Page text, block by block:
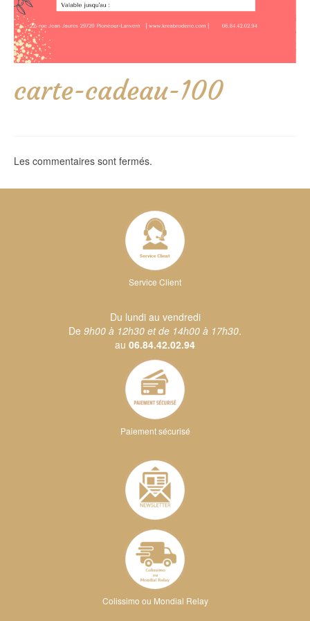
carte-cadeau-100
Les commentaires sont fermés.
Service Client
Du lundi au vendredi
De 9h00 à 12h30 et de 14h00 à 17h30.
au 06.84.42.02.94
Paiement sécurisé
Colissimo ou Mondial Relay